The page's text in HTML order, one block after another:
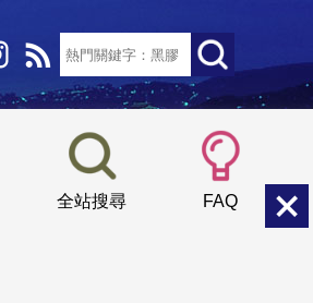
全站搜尋 FAQ
小 中